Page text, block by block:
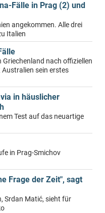
Fälle in Prag (2) und
angekommen. Alle drei
Italien
nach offiziellen
sein erstes
in häuslicher
Test auf das neuartige
in Prag-Smichov
Frage der Zeit", sagt
Srdan Matić, sieht für